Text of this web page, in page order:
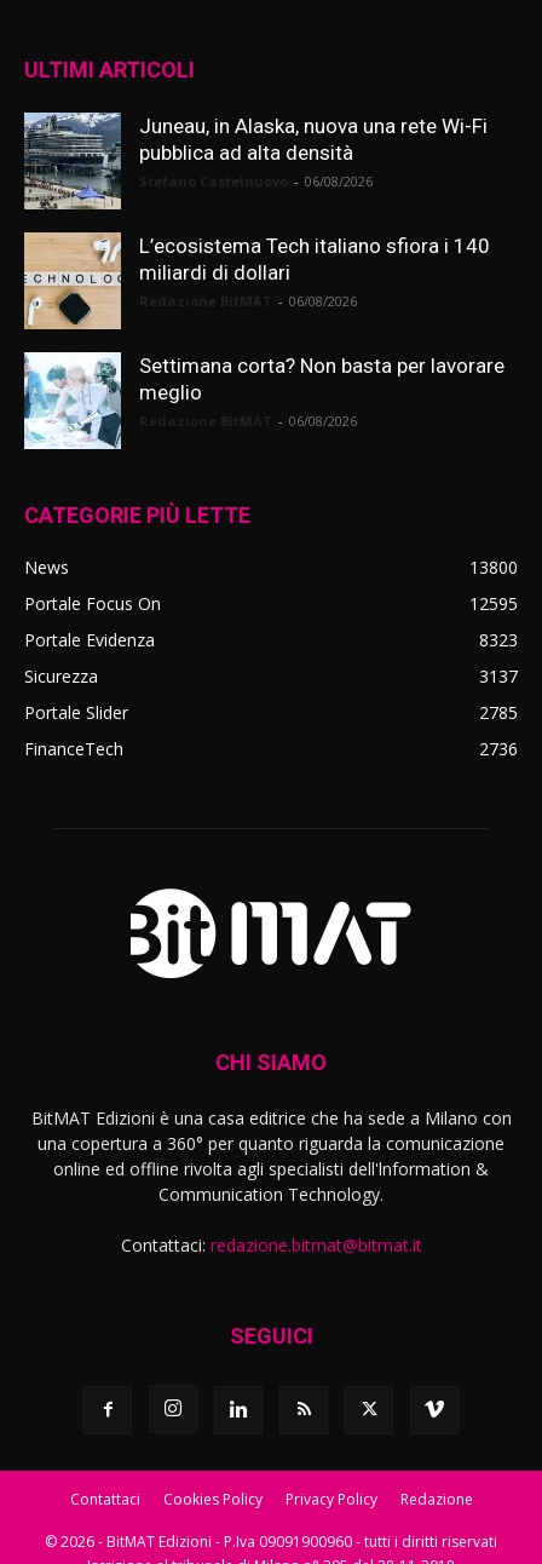
ULTIMI ARTICOLI
Juneau, in Alaska, nuova una rete Wi-Fi
pubblica ad alta densità
- 06/08/2026
L’ecosistema Tech italiano sfiora i 140
miliardi di dollari
- 06/08/2026
Settimana corta? Non basta per lavorare
meglio
- 06/08/2026
CATEGORIE PIÙ LETTE
News
13800
Portale Focus On
12595
Portale Evidenza
8323
Sicurezza
3137
Portale Slider
2785
FinanceTech
2736
CHI SIAMO
BitMAT Edizioni è una casa editrice che ha sede a Milano con
una copertura a 360° per quanto riguarda la comunicazione
online ed offline rivolta agli specialisti dell'lnformation &
Communication Technology.
Contattaci: redazione.bitmat@bitmat.it
SEGUICI
Contattaci Cookies Policy Privacy Policy Redazione
© 2026 - BitMAT Edizioni - P.Iva 09091900960 - tutti i diritti riservati